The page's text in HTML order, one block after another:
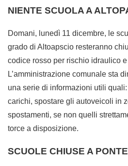
NIENTE SCUOLA A
Domani, lunedì 11 dicembre, le
grado di Altoapscio resteranno
codice rosso per rischio idraulico
L’amministrazione comunale sta
una serie di informazioni utili
carichi, spostare gli autoveicoli in
spostamenti, se non quelli
torce a disposizione.
SCUOLE CHIUSE A